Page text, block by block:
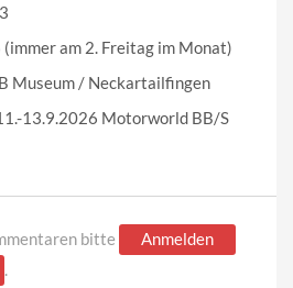
am 2. Freitag im Monat)
Museum / Neckartailfingen
13.9.2026 Motorworld BB/S
bitte
Anmelden
.